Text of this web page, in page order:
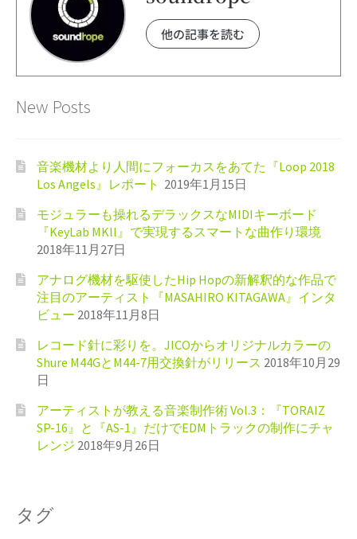
他の記事を読む
New Posts
音楽機材より人間にフォーカスをあてた『Loop 2018
Los Angels』レポート 2019年1月15日
モジュラーも操れるデラックスなMIDIキーボード
『KeyLab MKll』で実現するスマートな曲作り環境
2018年11月27日
アナログ機材を駆使したHip Hopの新解釈的な作品で
注目のアーティスト『MASAHIRO KITAGAWA』インタ
ビュー 2018年11月8日
レコード針に彩りを。JICOからオリジナルカラーの
Shure M44GとM44-7用交換針がリリース 2018年10月29
日
アーティストが教える音楽制作術 Vol.3：『TORAIZ
SP-16』と『AS-1』だけでEDMトラックの制作にチャ
レンジ 2018年9月26日
タグ